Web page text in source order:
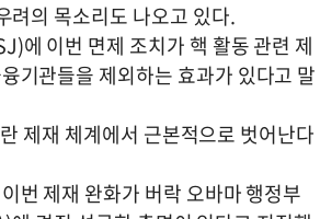
려의 목소리도 나오고 있다.
에 이번 면제 조치가 핵 활동 관련 제
기관들을 제외하는 효과가 있다고 말
제재 체계에서 근본적으로 벗어난다
번 제재 완화가 버락 오바마 행정부